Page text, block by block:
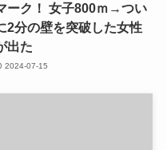
ーク！ 女子800ｍ→つい
2分の壁を突破した女性
出た
2024-07-15